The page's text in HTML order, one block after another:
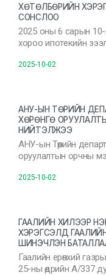
ХӨТӨЛБӨРИЙН
СОНСЛОО
2025 оны 6 сарын
хороо ипотекийн
2025-10-02
АНУ-ЫН ТӨРИЙН
ХӨРӨНГӨ
НИЙТЭЛЖЭЭ
АНУ-ын Төрийн
оруулалтын орчны
2025-10-02
ГААЛИЙН ХИЛЭЭР
ХЭРЭГСЭЛД
ШИНЭЧЛЭН
Гаалийн ерөнхий
25-ны өдрийн А/337